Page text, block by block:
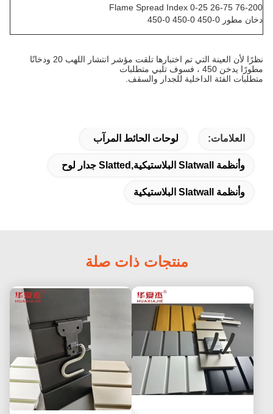
Flame Spread Index 0-25 26-75 76-200
دخان مطور 0-450 0-450 0-450
نظرًا لأن العينة التي تم اختبارها تلقت مؤشر انتشار اللهب 20 ودخانًا
مطورًا يدخن 450 ، فسوف تلبي متطلبات
متطلبات الفئة الداخلية للجدار والسقف.
العلامات: لوحات الحائط المرآب
وأنظمة Slatwall البلاستيكية,slatted جدار لوح
وأنظمة Slatwall البلاستيكية
منتجات ذات صلة